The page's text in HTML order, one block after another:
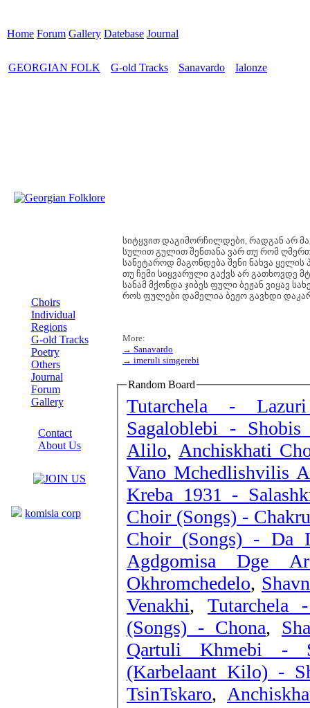
Home Forum Gallery Datebase Journal
GEORGIAN FOLK G-old Tracks Sanavardo Ialonze
Choirs
Individual
Regions
G-old Tracks
Poetry
Others
Journal
Forum
Gallery
Contact
About Us
komisia corp
სიტყვით დაგიმორჩილდები, რადგან არ
სულით გულით შენთანა ვარ თუ რომ
სანეტაროდ მაგონდება შენი ნახვა ყელის
თუ ჩემი სიყვარული გაქვს არ გათხოვდე
სანამ მქონდა ჯიბეს ფული ბეჟან ვიყავ
როს ფულები დამელია ბეჟო გავხდი
More:
→ Sanavardo
→ imeruli simgerebi
Random Board
Tutarchela -
Sagaloblebi -
Alilo, Anchiskhati
Vano Mchedlishvilis
Kreba 1931 -
Choir (Songs) -
Choir (Songs) - Da
Agdgomisa Dge
Okhromchedelo,
Venakhi,
(Songs) - Chona,
Qartuli Khmebi -
(Karbelaant Kilo) -
TsinTskaro,